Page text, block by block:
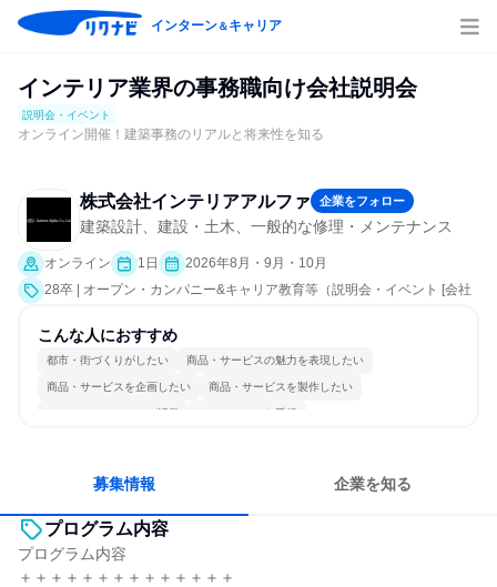
インターン＆キャリア
インテリア業界の事務職向け会社説明会
説明会・イベント
オンライン開催！建築事務のリアルと将来性を知る
株式会社インテリアアルファ 企業をフォロー
建築設計、建設・土木、一般的な修理・メンテナンス
オンライン 1日
2026年8月・9月・10月
28卒 | オープン・カンパニー&キャリア教育等（説明会・イベント [会社
こんな人におすすめ
都市・街づくりがしたい 商品・サービスの魅力を表現したい
商品・サービスを企画したい 商品・サービスを製作したい
コミュニケーションが活発 チームワークを重視
募集情報 企業を知る
プログラム内容
プログラム内容
＋＋＋＋＋＋＋＋＋＋＋＋＋＋